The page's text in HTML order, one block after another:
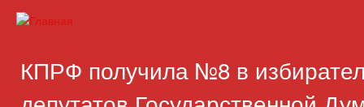
Черкесское
республиканское
отделение
факты
КПРФ получила №8 в